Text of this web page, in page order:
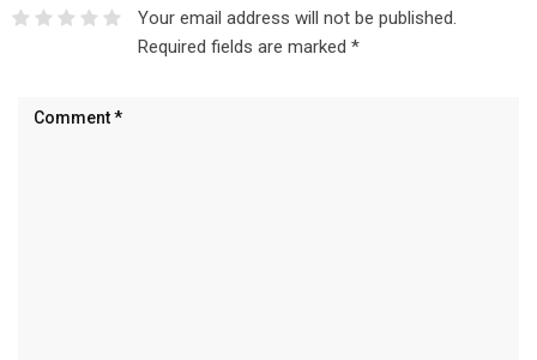
Your email address will not be published.
Required fields are marked *